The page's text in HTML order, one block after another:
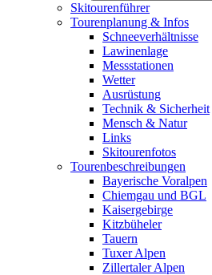
Skitourenführer
Tourenplanung & Infos
Schneeverhältnisse
Lawinenlage
Messstationen
Wetter
Ausrüstung
Technik & Sicherheit
Mensch & Natur
Links
Skitourenfotos
Tourenbeschreibungen
Bayerische Voralpen
Chiemgau und BGL
Kaisergebirge
Kitzbüheler
Tauern
Tuxer Alpen
Zillertaler Alpen